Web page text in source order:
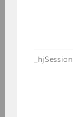
_hjSession_